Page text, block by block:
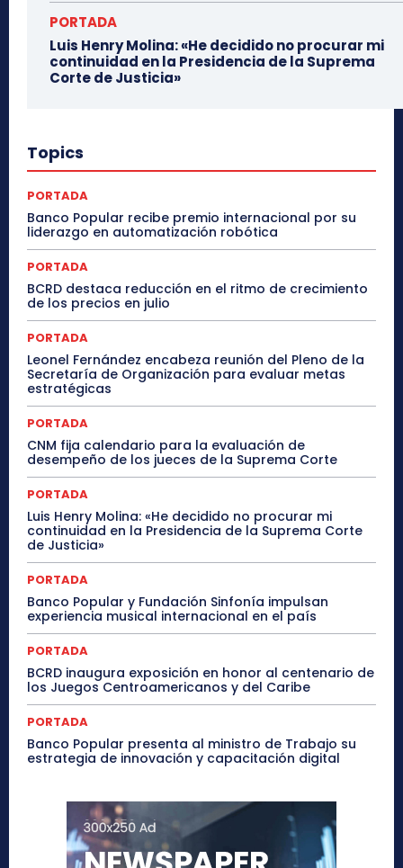
PORTADA
Luis Henry Molina: «He decidido no procurar mi
continuidad en la Presidencia de la Suprema
Corte de Justicia»
Topics
PORTADA
Banco Popular recibe premio internacional por su
liderazgo en automatización robótica
PORTADA
BCRD destaca reducción en el ritmo de crecimiento
de los precios en julio
PORTADA
Leonel Fernández encabeza reunión del Pleno de la
Secretaría de Organización para evaluar metas
estratégicas
PORTADA
CNM fija calendario para la evaluación de
desempeño de los jueces de la Suprema Corte
PORTADA
Luis Henry Molina: «He decidido no procurar mi
continuidad en la Presidencia de la Suprema Corte
de Justicia»
PORTADA
Banco Popular y Fundación Sinfonía impulsan
experiencia musical internacional en el país
PORTADA
BCRD inaugura exposición en honor al centenario de
los Juegos Centroamericanos y del Caribe
PORTADA
Banco Popular presenta al ministro de Trabajo su
estrategia de innovación y capacitación digital